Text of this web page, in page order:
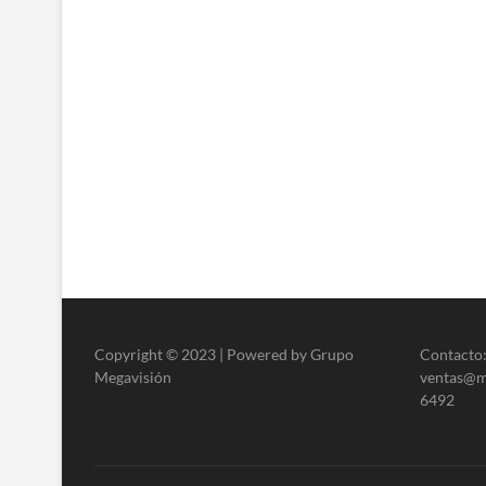
Copyright © 2023 | Powered by Grupo
Megavisión
6492